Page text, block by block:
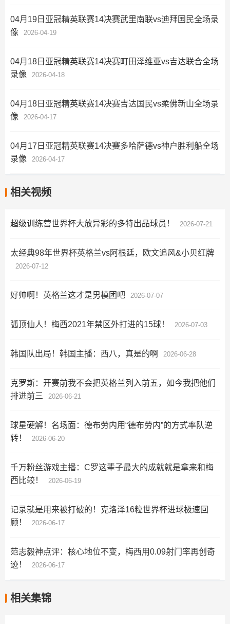
04月19日亚冠精英联赛14决赛武里南联vs迪拜国民全场录
像
2026-04-19
04月18日亚冠精英联赛14决赛町田泽维亚vs吉达联合全场
录像
2026-04-18
04月18日亚冠精英联赛14决赛吉达国民vs柔佛新山全场录
像
2026-04-17
04月17日亚冠精英联赛14决赛多哈萨德vs神户胜利船全场
录像
2026-04-17
相关视频
超级训练营世界杯大放异彩的多特出品球员！ 2026-07-21
太经典98年世界杯英格兰vs阿根廷，欧文追风&小贝红牌
2026-07-12
好帅啊！英格兰这才是男模团吧 2026-07-07
弧顶仙人！梅西2021年禁区外打进的15球！ 2026-07-03
韩国队出局！韩国主播：西八，真是的啊 2026-06-28
克罗斯：开赛前我不会把英格兰列入前五，如今我把他们
排进前三
2026-06-21
球星硬解！名场面：德布劳内用“德布劳内”的方式率队逆
转！
2026-06-20
千万粉丝游戏主播：C罗这辈子最大的成就就是拿来和梅
西比较！
2026-06-19
记录就是用来被打破的！克洛泽16粒世界杯进球极速回
顾！
2026-06-17
范志毅神点评：核心地位不变，梅西用0.09射门率再创奇
迹！
2026-06-17
相关集锦